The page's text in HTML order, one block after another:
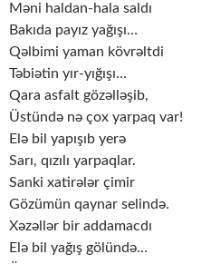
Məni haldan-hala saldı
Bakıda payız yağışı…
Qəlbimi yaman kövrəltdi
Təbiətin yır-yığışı…
Qara asfalt gözəlləşib,
Üstündə nə çox yarpaq var!
Elə bil yapışıb yerə
Sarı, qızılı yarpaqlar.
Sanki xatirələr çimir
Gözümün qaynar selində.
Xəzəllər bir addamacdı
Elə bil yağış gölündə…